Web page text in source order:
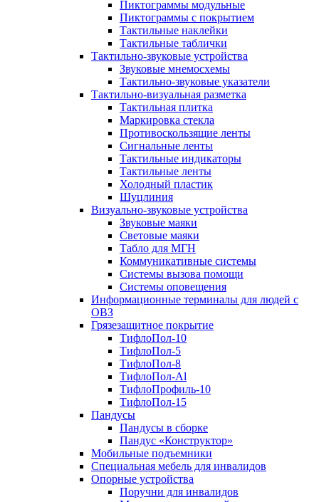
Пиктограммы модульные
Пиктограммы с покрытием
Тактильные наклейки
Тактильные таблички
Тактильно-звуковые устройства
Звуковые мнемосхемы
Тактильно-звуковые указатели
Тактильно-визуальная разметка
Тактильная плитка
Маркировка стекла
Противоскользящие ленты
Сигнальные ленты
Тактильные индикаторы
Тактильные ленты
Холодный пластик
Шуцлиния
Визуально-звуковые устройства
Звуковые маяки
Световые маяки
Табло для МГН
Коммуникативные системы
Системы вызова помощи
Системы оповещения
Информационные терминалы для людей с
ОВЗ
Грязезащитное покрытие
ТифлоПол-10
ТифлоПол-5
ТифлоПол-8
ТифлоПол-Al
ТифлоПрофиль-10
ТифлоПол-15
Пандусы
Пандусы в сборке
Пандус «Конструктор»
Мобильные подъемники
Специальная мебель для инвалидов
Опорные устройства
Поручни для инвалидов